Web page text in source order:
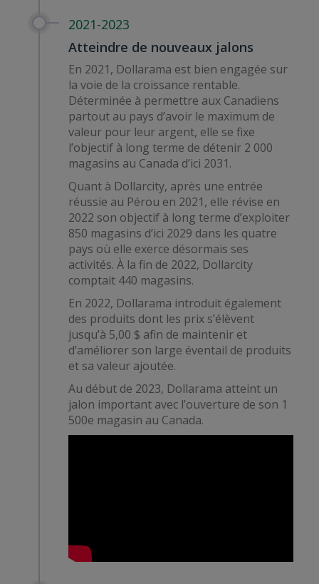
2021-2023
Atteindre de nouveaux jalons
En 2021, Dollarama est bien engagée sur
la voie de la croissance rentable.
Déterminée à permettre aux Canadiens
partout au pays d’avoir le maximum de
valeur pour leur argent, elle se fixe
l’objectif à long terme de détenir 2 000
magasins au Canada d’ici 2031.
Quant à Dollarcity, après une entrée
réussie au Pérou en 2021, elle révise en
2022 son objectif à long terme d’exploiter
850 magasins d’ici 2029 dans les quatre
pays où elle exerce désormais ses
activités. À la fin de 2022, Dollarcity
comptait 440 magasins.
En 2022, Dollarama introduit également
des produits dont les prix s’élèvent
jusqu’à 5,00 $ afin de maintenir et
d’améliorer son large éventail de produits
et sa valeur ajoutée.
Au début de 2023, Dollarama atteint un
jalon important avec l’ouverture de son 1
500e magasin au Canada.